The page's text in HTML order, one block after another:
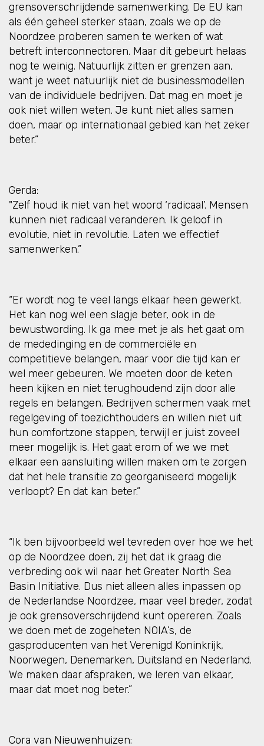
grensoverschrijdende samenwerking. De EU kan
als één geheel sterker staan, zoals we op de
Noordzee proberen samen te werken of wat
betreft interconnectoren. Maar dit gebeurt helaas
nog te weinig. Natuurlijk zitten er grenzen aan,
want je weet natuurlijk niet de businessmodellen
van de individuele bedrijven. Dat mag en moet je
ook niet willen weten. Je kunt niet alles samen
doen, maar op internationaal gebied kan het zeker
beter.”
Gerda:
"Zelf houd ik niet van het woord ‘radicaal’. Mensen
kunnen niet radicaal veranderen. Ik geloof in
evolutie, niet in revolutie. Laten we effectief
samenwerken.”
“Er wordt nog te veel langs elkaar heen gewerkt.
Het kan nog wel een slagje beter, ook in de
bewustwording. Ik ga mee met je als het gaat om
de mededinging en de commerciële en
competitieve belangen, maar voor die tijd kan er
wel meer gebeuren. We moeten door de keten
heen kijken en niet terughoudend zijn door alle
regels en belangen. Bedrijven schermen vaak met
regelgeving of toezichthouders en willen niet uit
hun comfortzone stappen, terwijl er juist zoveel
meer mogelijk is. Het gaat erom of we we met
elkaar een aansluiting willen maken om te zorgen
dat het hele transitie zo georganiseerd mogelijk
verloopt? En dat kan beter.”
“Ik ben bijvoorbeeld wel tevreden over hoe we het
op de Noordzee doen, zij het dat ik graag die
verbreding ook wil naar het Greater North Sea
Basin Initiative. Dus niet alleen alles inpassen op
de Nederlandse Noordzee, maar veel breder, zodat
je ook grensoverschrijdend kunt opereren. Zoals
we doen met de zogeheten NOIA’s, de
gasproducenten van het Verenigd Koninkrijk,
Noorwegen, Denemarken, Duitsland en Nederland.
We maken daar afspraken, we leren van elkaar,
maar dat moet nog beter.”
Cora van Nieuwenhuizen: